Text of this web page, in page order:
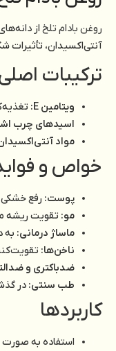
روغن بادام تلخ
آنتی‌اکسیدان، تأثیرات
ترکیبات
ویتامین E:
اسیدهای چرب
مواد
خواص و
پوست: رفع
مو: تقویت ریشه
ماساژ درمانی: به
ناخن‌ها:
ضدباکتری و
طب سنتی: در
کاربردها
استفاده به